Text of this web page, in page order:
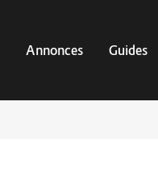
Annonces Guides